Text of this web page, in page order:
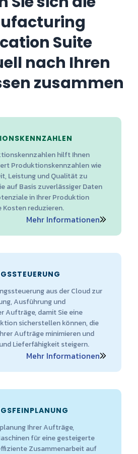
Suite
nach Ihren
zusammen
hilft Ihnen
Produktionskennzahlen wie
Leistung und Qualität zu
auf Basis zuverlässiger Daten
in Ihrer Produktion
Kosten reduzieren.
Mehr Informationen
aus der Cloud zur
Ausführung und
Aufträge, damit Sie eine
sicherstellen können, die
Aufträge minimieren und
Lieferfähigkeit steigern.
Mehr Informationen
Ihrer Aufträge,
für eine gesteigerte
Zusammenarbeit auf